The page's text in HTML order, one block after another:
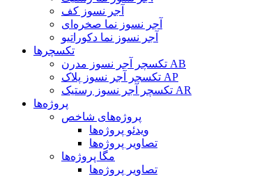
آجر نسوز کف
آجر نسوز نما صخره‌ای
آجر نسوز نما دکوراتیو
تکسچرها
تکسچر آجر نسوز مدرن AB
تکسچر آجر نسوز پلاک AP
تکسچر آجر نسوز رستیک AR
پروژه‌ها
پروژه‌های شاخص
ویدئو پروژه‌ها
تصاویر پروژه‌ها
مگا پروژه‌ها
تصاویر پروژه‌ها